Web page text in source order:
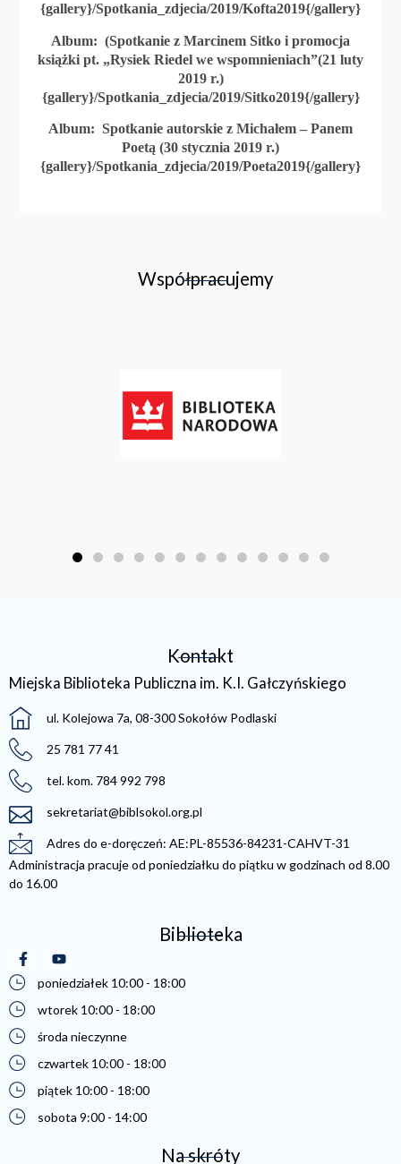
{gallery}/Spotkania_zdjecia/2019/Kofta2019{/gallery}
Album: (Spotkanie z Marcinem Sitko i promocja
książki pt. „Rysiek Riedel we wspomnieniach”(21 luty
2019 r.)
{gallery}/Spotkania_zdjecia/2019/Sitko2019{/gallery}
Album: Spotkanie autorskie z Michałem – Panem
Poetą (30 stycznia 2019 r.)
{gallery}/Spotkania_zdjecia/2019/Poeta2019{/gallery}
Współpracujemy
Kontakt
Miejska Biblioteka Publiczna im. K.I. Gałczyńskiego
ul. Kolejowa 7a, 08-300 Sokołów Podlaski
25 781 77 41
tel. kom. 784 992 798
sekretariat@biblsokol.org.pl
Adres do e-doręczeń: AE:PL-85536-84231-CAHVT-31
Administracja pracuje od poniedziałku do piątku w godzinach od 8.00
do 16.00
Biblioteka
(otwiera się w nowej karcie)
(otwiera się w nowej karcie)
poniedziałek 10:00 - 18:00
wtorek 10:00 - 18:00
środa nieczynne
czwartek 10:00 - 18:00
piątek 10:00 - 18:00
sobota 9:00 - 14:00
Na skróty